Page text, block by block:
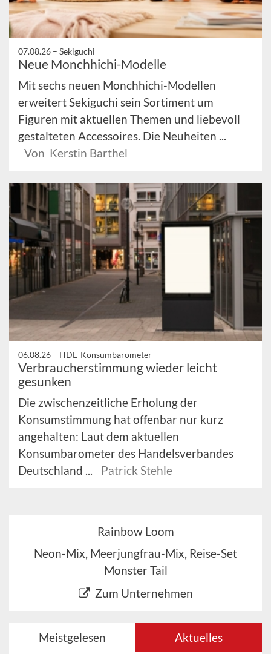
07.08.26 – Sekiguchi
Neue Monchhichi-Modelle
Mit sechs neuen Monchhichi-Modellen
erweitert Sekiguchi sein Sortiment um
Figuren mit aktuellen Themen und liebevoll
gestalteten Accessoires. Die Neuheiten ...
Von Kerstin Barthel
06.08.26 – HDE-Konsumbarometer
Verbraucherstimmung wieder leicht
gesunken
Die zwischenzeitliche Erholung der
Konsumstimmung hat offenbar nur kurz
angehalten: Laut dem aktuellen
Konsumbarometer des Handelsverbandes
Deutschland ...
Patrick Stehle
Rainbow Loom
Neon-Mix, Meerjungfrau-Mix, Reise-Set
Monster Tail
Zum Unternehmen
Meistgelesen Aktuelles